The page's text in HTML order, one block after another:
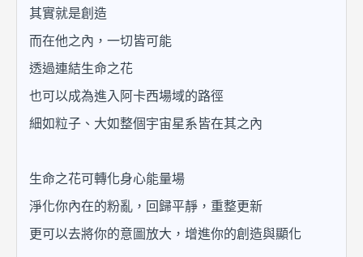
其實就是創造
而在他之內，一切皆可能
透過連結生命之花
也可以成為進入阿卡西場域的路徑
細如粒子、大如整個宇宙星系皆在其之內
生命之花可轉化身心能量場
淨化你內在的粉亂，回歸平靜，重整更新
更可以去將你的意圖放大，增進你的創造與顯化